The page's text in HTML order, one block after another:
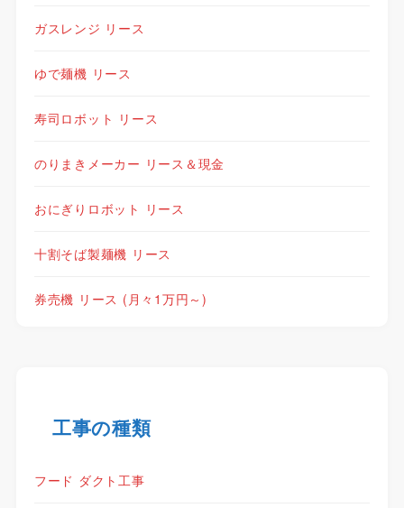
ガスレンジ リース
ゆで麺機 リース
寿司ロボット リース
のりまきメーカー リース＆現金
おにぎりロボット リース
十割そば製麺機 リース
券売機 リース (月々1万円～)
工事の種類
フード ダクト工事